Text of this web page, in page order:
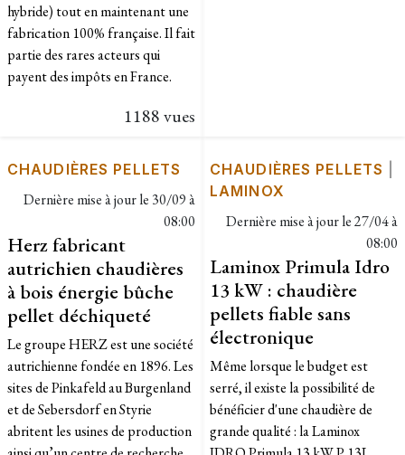
hybride) tout en maintenant une
fabrication 100% française. Il fait
partie des rares acteurs qui
payent des impôts en France.
1188 vues
CHAUDIÈRES PELLETS
Dernière mise à jour le 30/09 à
08:00
Herz fabricant
autrichien chaudières
à bois énergie bûche
pellet déchiqueté
Le groupe HERZ est une société
autrichienne fondée en 1896. Les
sites de Pinkafeld au Burgenland
et de Sebersdorf en Styrie
abritent les usines de production
CHAUDIÈRES PELLETS
LAMINOX
Dernière mise à jour le27/04 à
08:00
Laminox Primula Idro
13 kW : chaudière
pellets fiable sans
électronique
Même lorsque le budget est
serré, il existe la possibilité de
bénéficier d'une chaudière de
grande qualité : la Laminox